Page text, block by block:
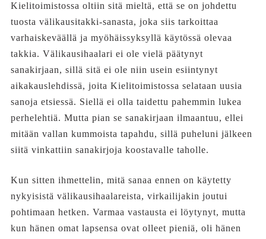
Kielitoimistossa oltiin sitä mieltä, että se on johdettu
tuosta välikausitakki-sanasta, joka siis tarkoittaa
varhaiskeväällä ja myöhäissyksyllä käytössä olevaa
takkia. Välikausihaalari ei ole vielä päätynyt
sanakirjaan, sillä sitä ei ole niin usein esiintynyt
aikakauslehdissä, joita Kielitoimistossa selataan uusia
sanoja etsiessä. Siellä ei olla taidettu pahemmin lukea
perhelehtiä. Mutta pian se sanakirjaan ilmaantuu, ellei
mitään vallan kummoista tapahdu, sillä puheluni jälkeen
siitä vinkattiin sanakirjoja koostavalle taholle.
Kun sitten ihmettelin, mitä sanaa ennen on käytetty
nykyisistä välikausihaalareista, virkailijakin joutui
pohtimaan hetken. Varmaa vastausta ei löytynyt, mutta
kun hänen omat lapsensa ovat olleet pieniä, oli hänen